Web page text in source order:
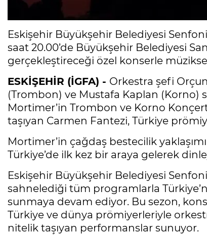
Eskişehir Büyükşehir Belediyesi Senfoni
saat 20.00’de Büyükşehir Belediyesi
gerçekleştireceği özel konserle
ESKİŞEHİR (İGFA) - Orkestra şefi
(Trombon) ve Mustafa Kaplan (Korno)
Mortimer’in Trombon ve Korno
taşıyan Carmen Fantezi, Türkiye
Mortimer’in çağdaş bestecilik
Türkiye’de ilk kez bir araya gelerek
Eskişehir Büyükşehir Belediyesi
sahnelediği tüm programlarla
sunmaya devam ediyor. Bu sezon,
Türkiye ve dünya prömiyerleriyle
nitelik taşıyan performanslar sunuyor.